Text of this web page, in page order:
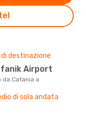
destinazione
Airport
di sola andata